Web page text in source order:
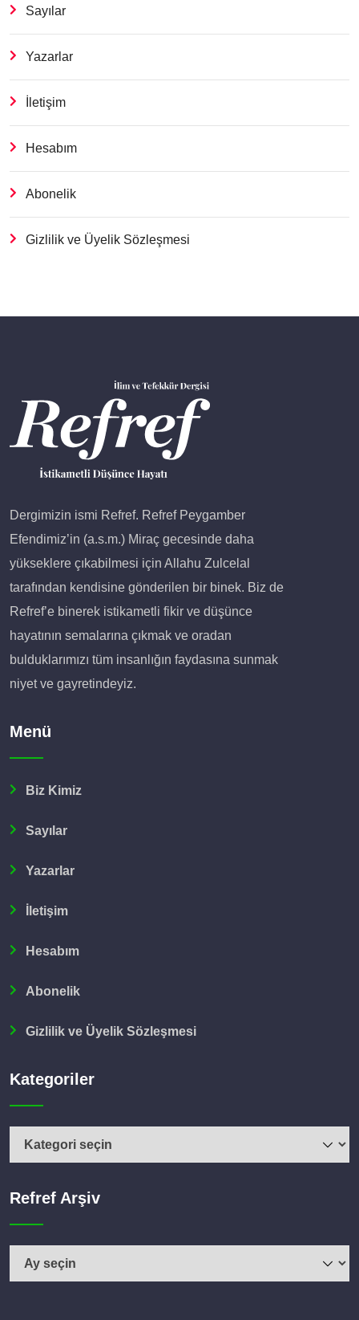
Sayılar
Yazarlar
İletişim
Hesabım
Abonelik
Gizlilik ve Üyelik Sözleşmesi
Dergimizin ismi Refref. Refref Peygamber
Efendimiz’in (a.s.m.) Miraç gecesinde daha
yükseklere çıkabilmesi için Allahu Zulcelal
tarafından kendisine gönderilen bir binek. Biz de
Refref’e binerek istikametli fikir ve düşünce
hayatının semalarına çıkmak ve oradan
bulduklarımızı tüm insanlığın faydasına sunmak
niyet ve gayretindeyiz.
Menü
Biz Kimiz
Sayılar
Yazarlar
İletişim
Hesabım
Abonelik
Gizlilik ve Üyelik Sözleşmesi
Kategoriler
Kategoriler
Refref ArşivRefref